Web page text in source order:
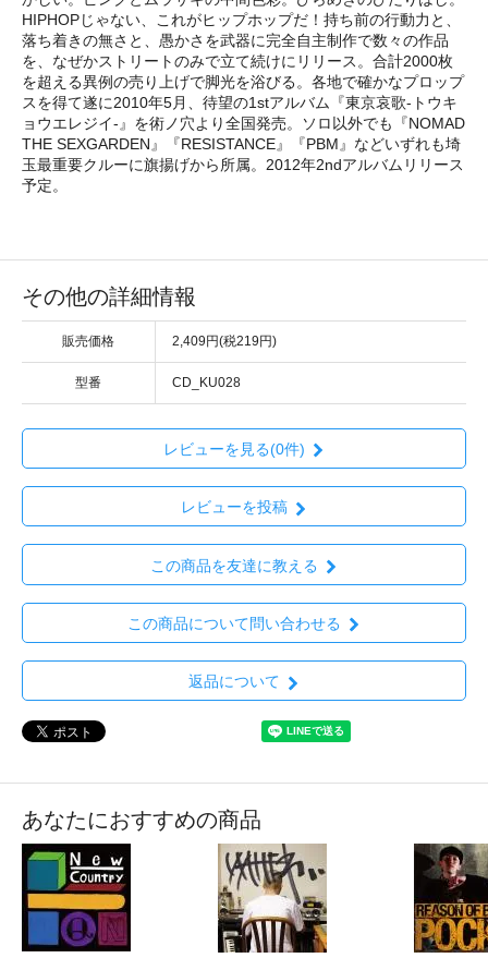
HIPHOPじゃない、これがヒップホップだ！持ち前の行動力と、
落ち着きの無さと、愚かさを武器に完全自主制作で数々の作品
を、なぜかストリートのみで立て続けにリリース。合計2000枚
を超える異例の売り上げで脚光を浴びる。各地で確かなプロップ
スを得て遂に2010年5月、待望の1stアルバム『東京哀歌‐トウキ
ョウエレジイ‐』を術ノ穴より全国発売。ソロ以外でも『NOMAD
THE SEXGARDEN』『RESISTANCE』『PBM』などいずれも埼
玉最重要クルーに旗揚げから所属。2012年2ndアルバムリリース
予定。
その他の詳細情報
販売価格 2,409円(税219円)
型番 CD_KU028
レビューを見る(0件)
レビューを投稿
この商品を友達に教える
この商品について問い合わせる
返品について
あなたにおすすめの商品